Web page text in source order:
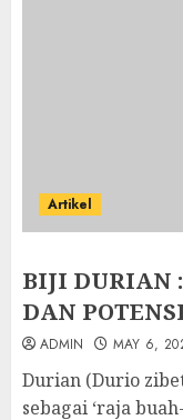
Artikel
BIJI DURIAN
DAN
ADMIN MAY 6,
Durian (Durio
sebagai ‘raja